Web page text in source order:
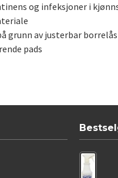
og infeksjoner i
grunn av justerbar borrelås
pads